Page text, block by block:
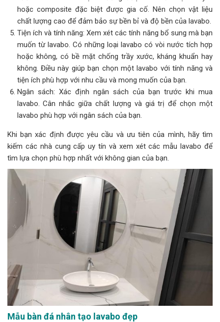
hoặc composite đặc biệt được gia cố. Nên chọn vật liệu
chất lượng cao để đảm bảo sự bền bỉ và độ bền của lavabo.
Tiện ích và tính năng: Xem xét các tính năng bổ sung mà bạn
muốn từ lavabo. Có những loại lavabo có vòi nước tích hợp
hoặc không, có bề mặt chống trầy xước, kháng khuẩn hay
không. Điều này giúp bạn chọn một lavabo với tính năng và
tiện ích phù hợp với nhu cầu và mong muốn của bạn.
Ngân sách: Xác định ngân sách của bạn trước khi mua
lavabo. Cân nhắc giữa chất lượng và giá trị để chọn một
lavabo phù hợp với ngân sách của bạn.
Khi bạn xác định được yêu cầu và ưu tiên của mình, hãy tìm
kiếm các nhà cung cấp uy tín và xem xét các mẫu lavabo để
tìm lựa chọn phù hợp nhất với không gian của bạn.
Mẫu bàn đá nhân tạo lavabo đẹp